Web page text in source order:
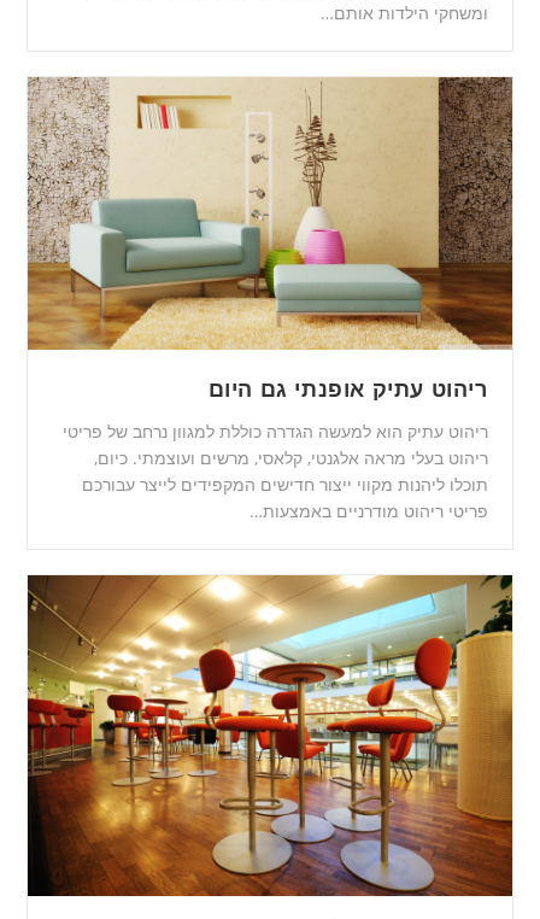
ומשחקי הילדות אותם…
ריהוט עתיק אופנתי גם היום
ריהוט עתיק הוא למעשה הגדרה כוללת למגוון נרחב של פריטי
ריהוט בעלי מראה אלגנטי, קלאסי, מרשים ועוצמתי. כיום,
תוכלו ליהנות מקווי ייצור חדישים המקפידים לייצר עבורכם
פריטי ריהוט מודרניים באמצעות…